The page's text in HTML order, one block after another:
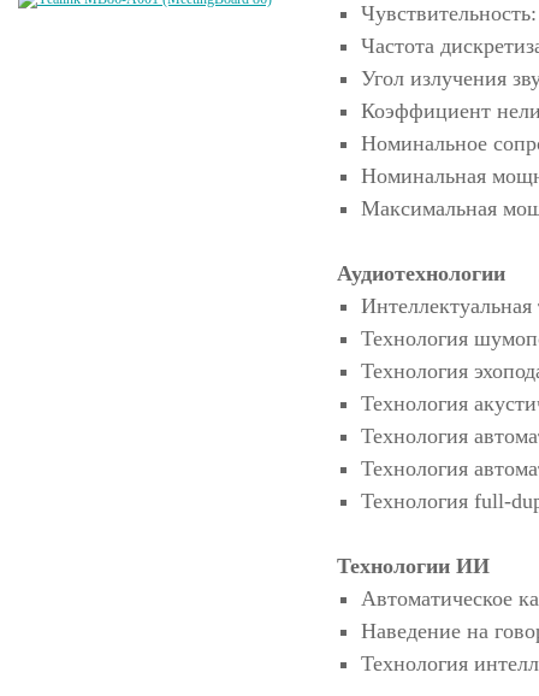
Частота
Угол излучения
Коэффициент
Номинальное
Номинальная
Максимальная
Аудиотехнологии
Технология
Технология
Технология
Технология
Технология
Технология full-
Технологии ИИ
Автоматическое
Наведение на
Технология